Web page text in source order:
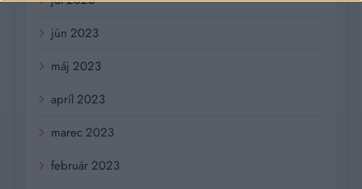
jún 2023
máj 2023
apríl 2023
marec 2023
február 2023